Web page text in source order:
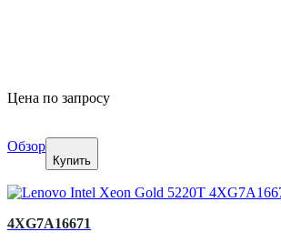
Цена по запросу
Обзор
Купить
4XG7A16671